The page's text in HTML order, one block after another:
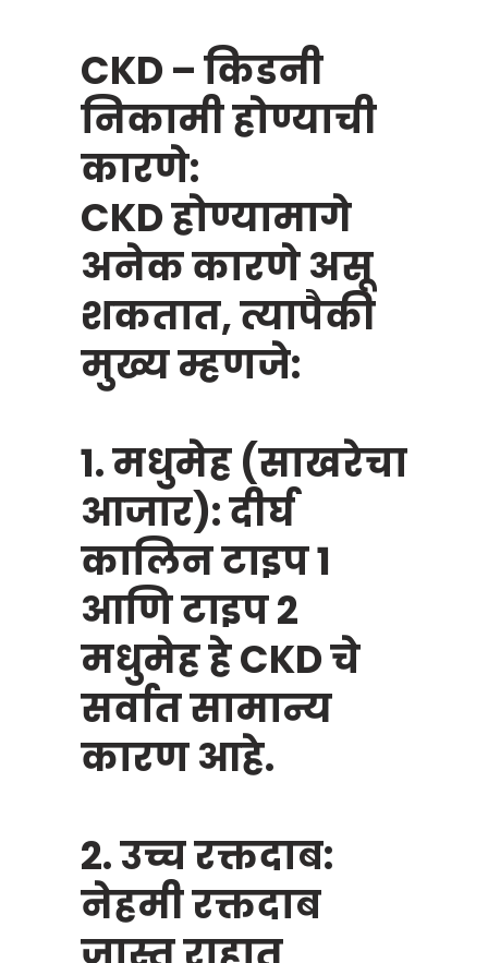
CKD – किडनी
निकामी होण्याची
कारणे:
CKD होण्यामागे
अनेक कारणे असू
शकतात, त्यापैकी
मुख्य म्हणजे:
1. मधुमेह (साखरेचा
आजार): दीर्घ
कालिन टाइप 1
आणि टाइप 2
मधुमेह हे CKD चे
सर्वात सामान्य
कारण आहे.
2. उच्च रक्तदाब:
नेहमी रक्तदाब